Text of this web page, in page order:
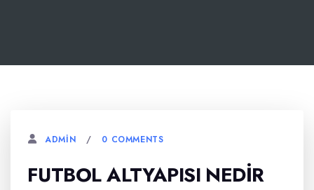
ADMIN 0 COMMENTS
FUTBOL ALTYAPISI NEDIR